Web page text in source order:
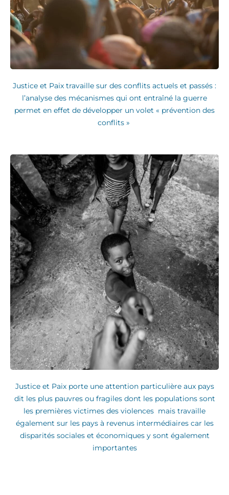
Justice et Paix travaille sur des conflits actuels et passés :
l’analyse des mécanismes qui ont entraîné la guerre
permet en effet de développer un volet « prévention des
conflits »
Justice et Paix porte une attention particulière aux pays
dit les plus pauvres ou fragiles dont les populations sont
les premières victimes des violences mais travaille
également sur les pays à revenus intermédiaires car les
disparités sociales et économiques y sont également
importantes